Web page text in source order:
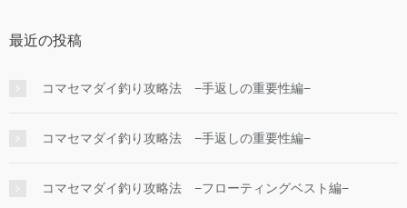
最近の投稿
コマセマダイ釣り攻略法 −手返しの重要性編−
コマセマダイ釣り攻略法 −手返しの重要性編−
コマセマダイ釣り攻略法 −フローティングベスト編−